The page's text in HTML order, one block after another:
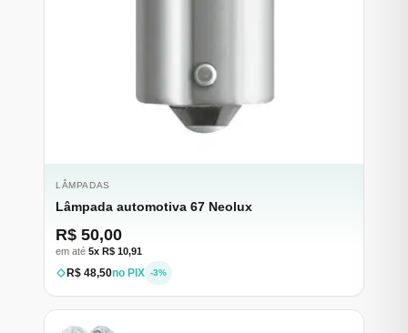
LÂMPADAS
Lâmpada automotiva 67 Neolux
R$ 50,00
em até 5x R$ 10,91
R$ 48,50no PIX -3%